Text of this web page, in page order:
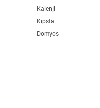
Kalenji
Kipsta
Domyos